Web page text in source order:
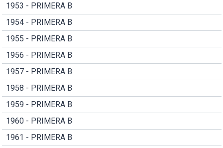
1953 - PRIMERA B
1954 - PRIMERA B
1955 - PRIMERA B
1956 - PRIMERA B
1957 - PRIMERA B
1958 - PRIMERA B
1959 - PRIMERA B
1960 - PRIMERA B
1961 - PRIMERA B